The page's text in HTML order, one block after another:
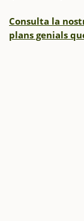
Consulta la
plans genials